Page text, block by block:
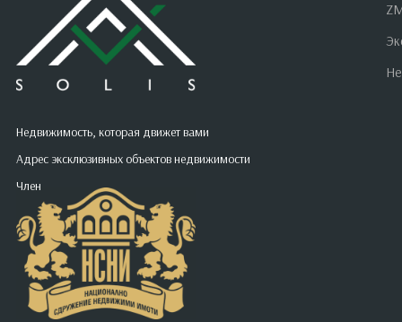
Недвижимость, которая движет вами
Адрес эксклюзивных объектов недвижимости
Член